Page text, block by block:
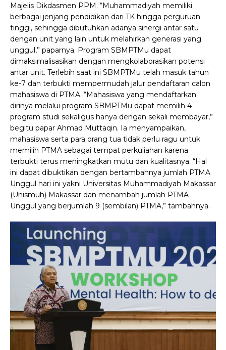
Majelis Dikdasmen PPM. “Muhammadiyah memiliki
berbagai jenjang pendidikan dari TK hingga perguruan
tinggi, sehingga dibutuhkan adanya sinergi antar satu
dengan unit yang lain untuk melahirkan generasi yang
unggul,” paparnya. Program SBMPTMu dapat
dimaksimalisasikan dengan mengkolaborasikan potensi
antar unit. Terlebih saat ini SBMPTMu telah masuk tahun
ke-7 dan terbukti mempermudah jalur pendaftaran calon
mahasiswa di PTMA. “Mahasiswa yang mendaftarkan
dirinya melalui program SBMPTMu dapat memilih 4
program studi sekaligus hanya dengan sekali membayar,”
begitu papar Ahmad Muttaqin. Ia menyampaikan,
mahasiswa serta para orang tua tidak perlu ragu untuk
memilih PTMA sebagai tempat perkuliahan karena
terbukti terus meningkatkan mutu dan kualitasnya. “Hal
ini dapat dibuktikan dengan bertambahnya jumlah PTMA
Unggul hari ini yakni Universitas Muhammadiyah Makassar
(Unismuh) Makassar dan menambah jumlah PTMA
Unggul yang berjumlah 9 (sembilan) PTMA,” tambahnya.